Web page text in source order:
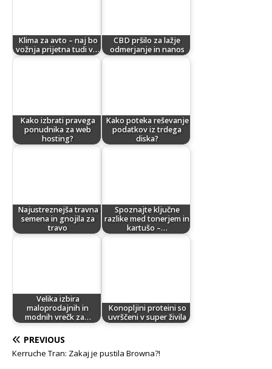
Klima za avto – naj bo
vožnja prijetna tudi v…
CBD pršilo za lažje
odmerjanje in nanos
Kako izbrati pravega
ponudnika za web
hosting?
Kako poteka reševanje
podatkov iz trdega
diska?
Najustreznejša travna
semena in gnojila za
travo
Spoznajte ključne
razlike med tonerjem in
kartušo –…
Velika izbira
maloprodajnih in
modnih vrečk za…
Konopljini proteini so
uvrščeni v super živila
PREVIOUS
Kerruche Tran: Zakaj je pustila Browna?!